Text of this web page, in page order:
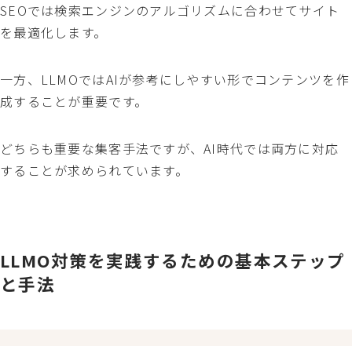
SEOでは検索エンジンのアルゴリズムに合わせてサイト
を最適化します。
一方、LLMOではAIが参考にしやすい形でコンテンツを作
成することが重要です。
どちらも重要な集客手法ですが、AI時代では両方に対応
することが求められています。
LLMO対策を実践するための基本ステップ
と手法